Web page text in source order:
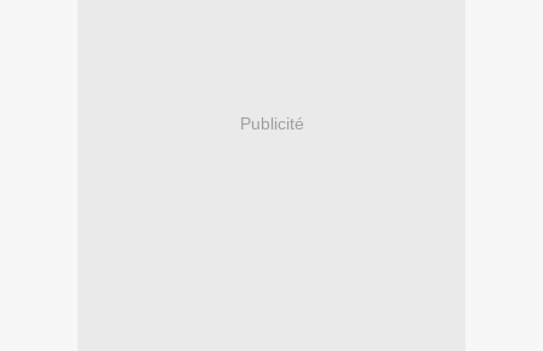
Publicité